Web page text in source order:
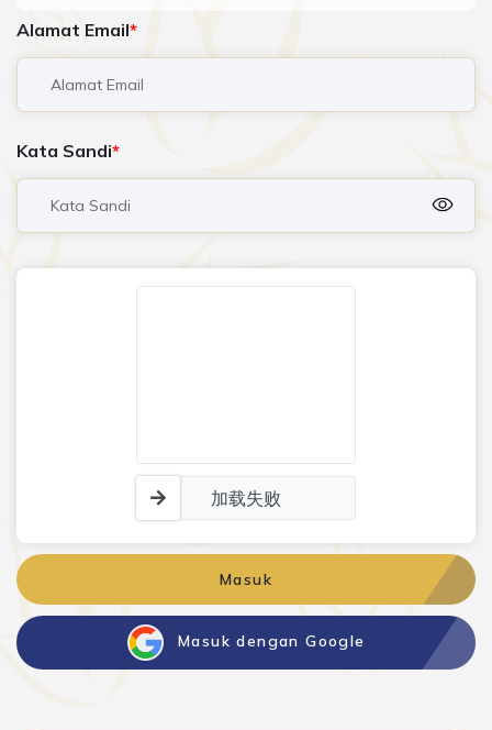
Alamat Email
Kata Sandi
加载失败
Masuk
Masuk dengan Google